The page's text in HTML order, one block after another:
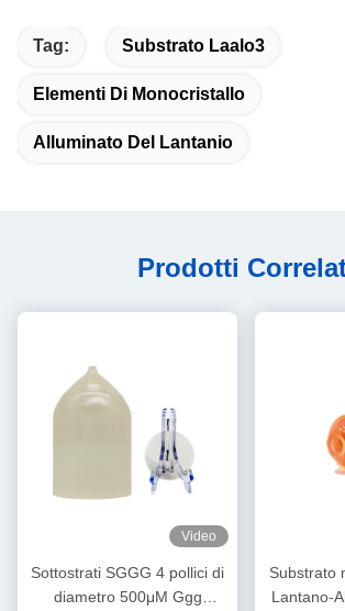
Tag: Substrato Laalo3
Elementi Di Monocristallo
Alluminato Del Lantanio
Prodotti
Video
Sottostrati SGGG 4 pollici di
diametro 500μM Ggg
Substrato
Lantano-